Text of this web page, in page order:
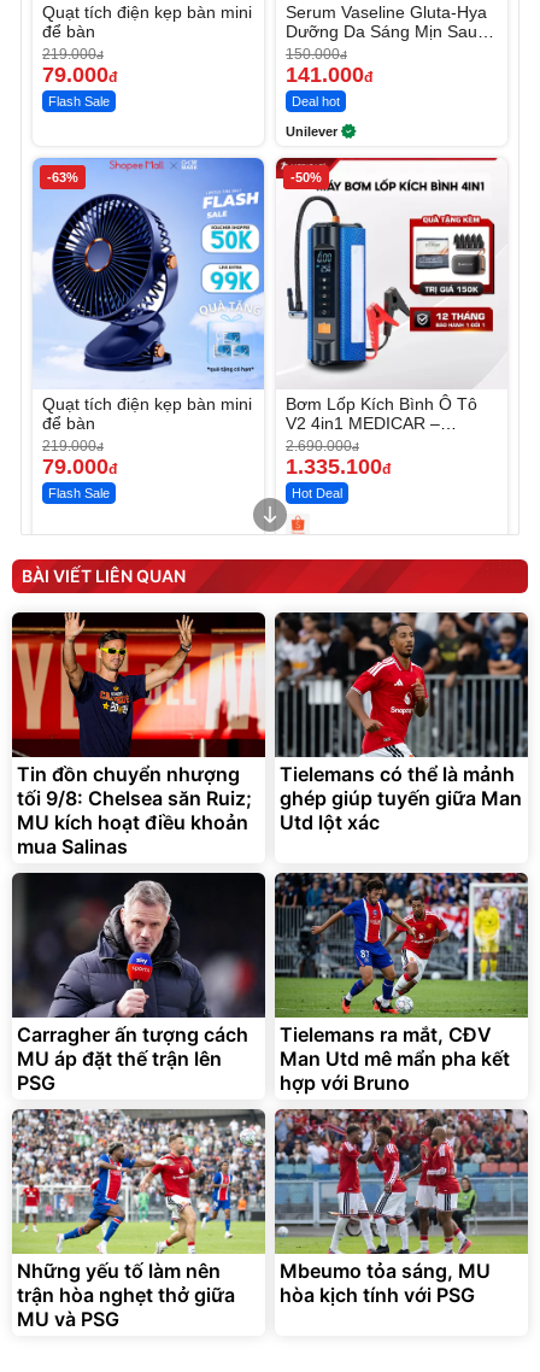
Quạt tích điện kẹp bàn mini
để bàn
219.000đ
79.000đ
Flash Sale
Serum Vaseline Gluta-Hya
Dưỡng Da Sáng Mịn Sau 7
Ngày
150.000đ
141.000đ
Deal hot
Unilever
-63%
Quạt tích điện kẹp bàn mini
để bàn
219.000đ
79.000đ
Flash Sale
-50%
Bơm Lốp Kích Bình Ô Tô
V2 4in1 MEDICAR –
12.000mAh
2.690.000đ
1.335.100đ
Hot Deal
Máy ép chậm trái cây
Elmich JEE 1855OL
3.000.000đ
2.143.650đ
Flash Sale
Máy rửa xe cầm tay xịt rửa
cao áp có tạo bọt tuyết
399.000đ
Đã bán nhiều
Bạt phủ xe ô tô cao cấp,
tráng nhôm 03 lớp
392.000
325.000đ
Đã bán nhiều
Xe đạp điện trợ lực G-
Force C14 gấp gọn bỏ cốp
tiện lợi
9.900.000đ
7.092.000đ
Đang xem nhiều
G-FORCE VIETNA
BÀI VIẾT LIÊN QUAN
Tin đồn chuyển nhượng
tối 9/8: Chelsea săn Ruiz;
MU kích hoạt điều khoản
mua Salinas
Tielemans có thể là mảnh
ghép giúp tuyến giữa Man
Utd lột xác
Carragher ấn tượng cách
MU áp đặt thế trận lên
PSG
Tielemans ra mắt, CĐV
Man Utd mê mẩn pha kết
hợp với Bruno
Những yếu tố làm nên
trận hòa nghẹt thở giữa
MU và PSG
Mbeumo tỏa sáng, MU
hòa kịch tính với PSG